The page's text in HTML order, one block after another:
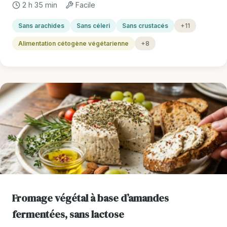
2 h 35 min Facile
Sans arachides Sans céleri Sans crustacés +11
Alimentation cétogène végétarienne +8
Fromage végétal à base d’amandes
fermentées, sans lactose